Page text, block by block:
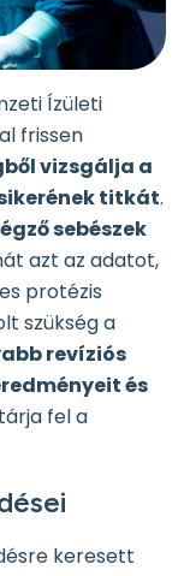
Ízületi
frissen
vizsgálja a
titkát.
sebészek
azt az adatot,
protézis
szükség a
revíziós
és
tárja fel a
keresett